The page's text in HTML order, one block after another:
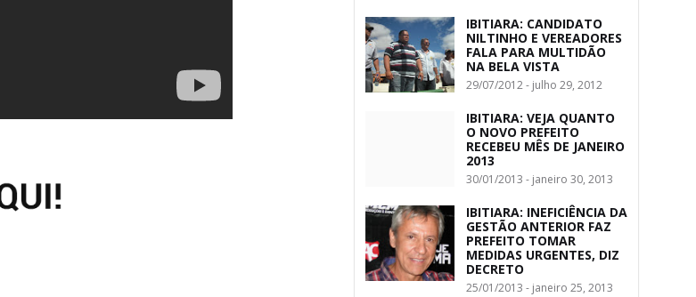
IBITIARA: CANDIDATO
NILTINHO E VEREADORES
FALA PARA MULTIDÃO
NA BELA VISTA
29/07/2012 - julho 29, 2012
IBITIARA: VEJA QUANTO
O NOVO PREFEITO
RECEBEU MÊS DE JANEIRO
2013
30/01/2013 - janeiro 30, 2013
IBITIARA: INEFICIÊNCIA DA
GESTÃO ANTERIOR FAZ
PREFEITO TOMAR
MEDIDAS URGENTES, DIZ
DECRETO
25/01/2013 - janeiro 25, 2013